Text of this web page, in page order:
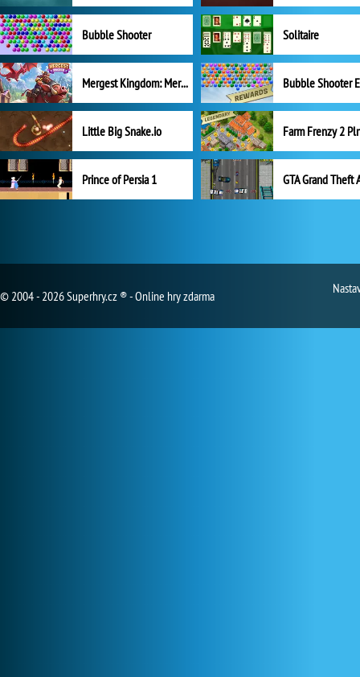
Bubble Shooter Solitaire
Mergest Kingdom: Merge Puzzle
Little Big Snake.io
Prince of Persia 1 GTA Grand Theft
© 2004 - 2026 Superhry.cz ® - Online hry zdarma